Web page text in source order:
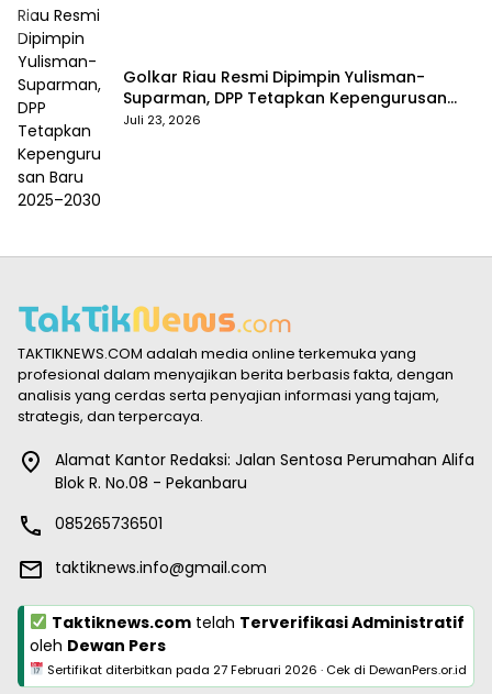
Golkar Riau Resmi Dipimpin Yulisman-
Suparman, DPP Tetapkan Kepengurusan
Baru 2025–2030
Juli 23, 2026
TAKTIKNEWS.COM adalah media online terkemuka yang
profesional dalam menyajikan berita berbasis fakta, dengan
analisis yang cerdas serta penyajian informasi yang tajam,
strategis, dan terpercaya.
Alamat Kantor Redaksi: Jalan Sentosa Perumahan Alifa
Blok R. No.08 - Pekanbaru
085265736501
taktiknews.info@gmail.com
Taktiknews.comtelah Terverifikasi Administratif
oleh Dewan Pers
Sertifikat diterbitkan pada 27 Februari 2026 · Cek di DewanPers.or.id